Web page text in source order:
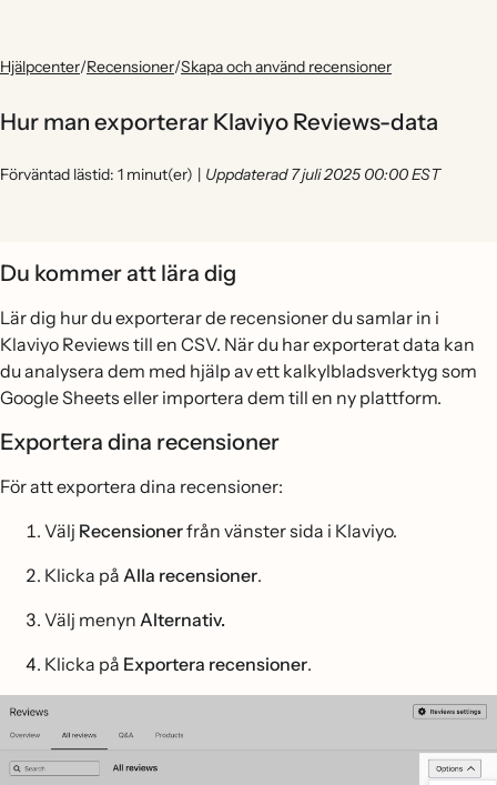
Hjälpcenter/Recensioner/Skapa och använd recensioner
Hur man exporterar Klaviyo Reviews-data
Förväntad lästid: 1 minut(er) | Uppdaterad 7 juli 2025 00:00 EST
Du kommer att lära dig
Lär dig hur du exporterar de recensioner du samlar in i
Klaviyo Reviews till en CSV. När du har exporterat data kan
du analysera dem med hjälp av ett kalkylbladsverktyg som
Google Sheets eller importera dem till en ny plattform.
Exportera dina recensioner
För att exportera dina recensioner:
Välj Recensionerfrån vänster sida i Klaviyo.
Klicka på Alla recensioner.
Välj menyn Alternativ.
Klicka på Exportera recensioner.